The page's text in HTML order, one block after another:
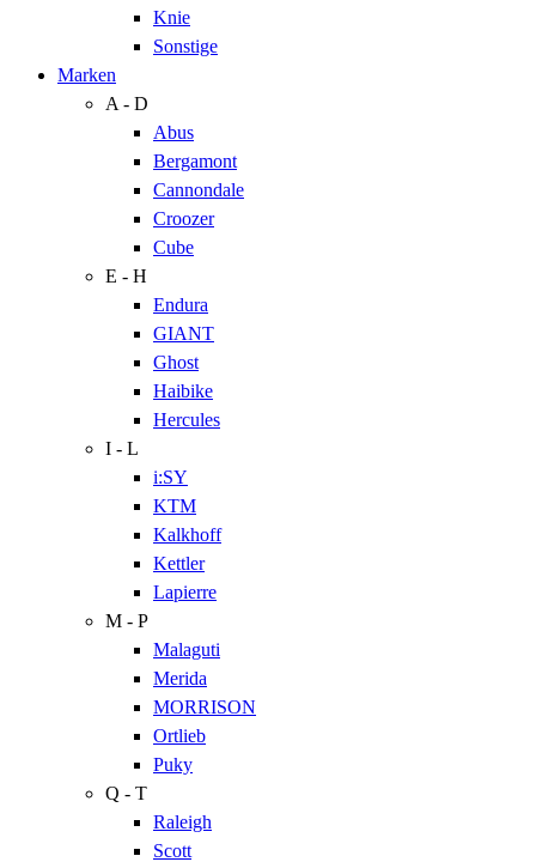
Knie
Sonstige
Marken
A - D
Abus
Bergamont
Cannondale
Croozer
Cube
E - H
Endura
GIANT
Ghost
Haibike
Hercules
I - L
i:SY
KTM
Kalkhoff
Kettler
Lapierre
M - P
Malaguti
Merida
MORRISON
Ortlieb
Puky
Q - T
Raleigh
Scott